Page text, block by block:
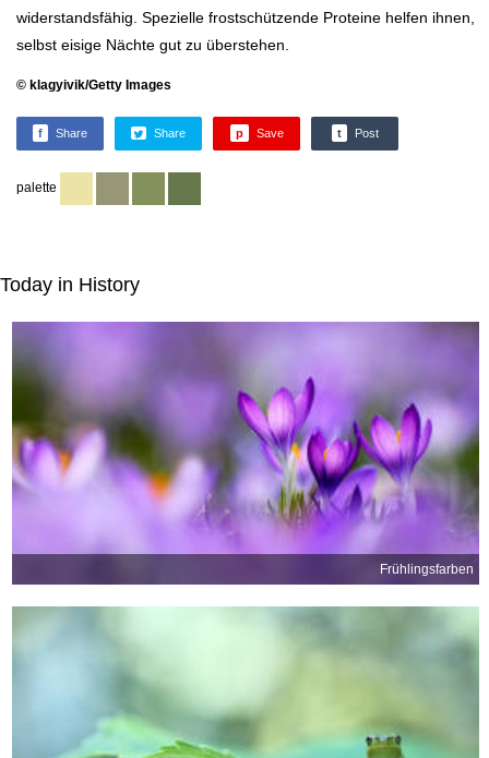
widerstandsfähig. Spezielle frostschützende Proteine helfen ihnen,
selbst eisige Nächte gut zu überstehen.
© klagyivik/Getty Images
f Share Share p Save t Post
palette
Today in History
Frühlingsfarben